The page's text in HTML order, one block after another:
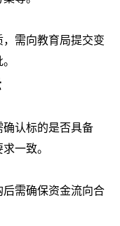
需向教育局提交变
认标的是否具备
一致。
需确保资金流向合